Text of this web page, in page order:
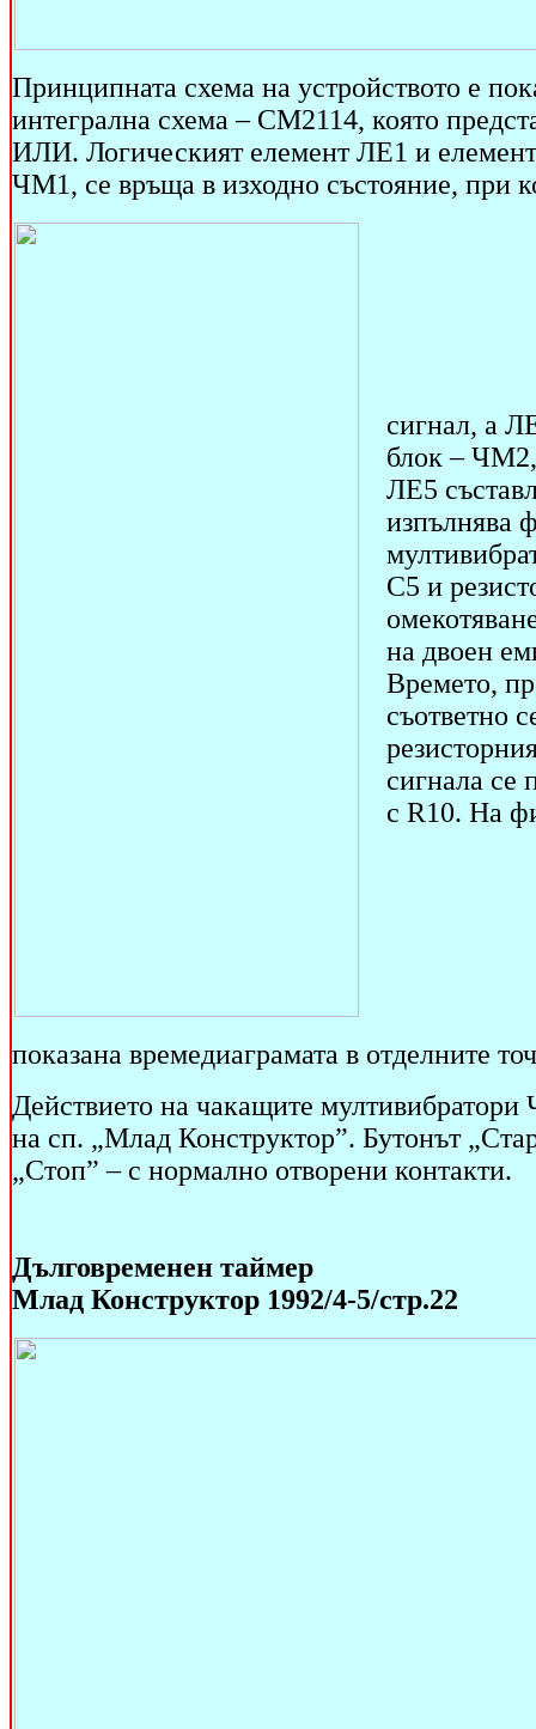
Принципната схема на устройството е
интегрална схема – СМ2114, която
ИЛИ. Логическият елемент ЛЕ1 и
ЧМ1, се връща в изходно състояние, при
сигнал, а
блок –
ЛЕ5
изпълнява
С5 и
на двоен
Времето,
съответно
сигнала се
с R10. На
показана времедиаграмата в отделните
Действието на чакащите
на сп. „Млад Конструктор”. Бутонът
„Стоп” – с нормално отворени контакти.
Дълговременен таймер
Млад Конструктор 1992/4-5/стр.22